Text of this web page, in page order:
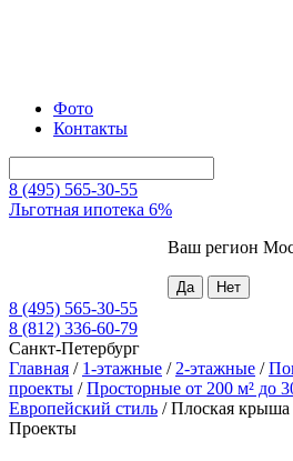
Фото
Контакты
8 (495) 565-30-55
Льготная ипотека 6%
Ваш регион
8 (495) 565-30-55
8 (812) 336-60-79
Санкт-Петербург
Главная / 1-этажные / 2-этажные /
проекты /Просторные от 200 м² до
Европейский стиль /Плоская крыша
Проекты